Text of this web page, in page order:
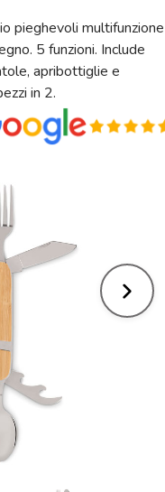
pieghevoli multifunzione
5 funzioni. Include
apribottiglie e
in 2.